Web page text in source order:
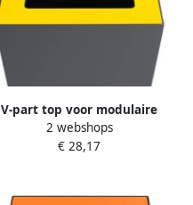
V-part top voor modulaire
afvalbak 85 l en 90 l geel
2 webshops
€ 28,17